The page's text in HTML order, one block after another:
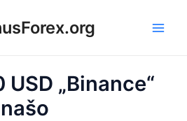
„Binance“